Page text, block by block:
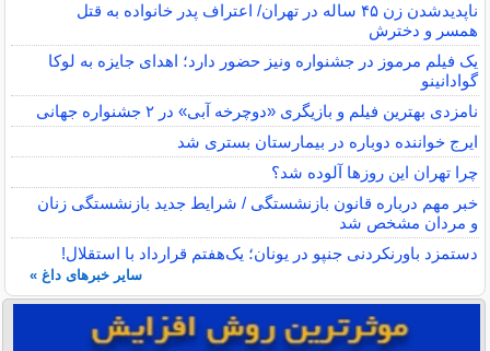
ناپدیدشدن زن ۴۵ ساله در تهران/ اعتراف پدر خانواده به قتل
همسر و دخترش
یک فیلم مرموز در جشنواره ونیز حضور دارد؛ اهدای جایزه به لوکا
گوادانینو
نامزدی بهترین فیلم و بازیگری «دوچرخه آبی» در ۲ جشنواره جهانی
ایرج خواننده دوباره در بیمارستان بستری شد
چرا تهران این روزها آلوده شد؟
خبر مهم درباره قانون بازنشستگی / شرایط جدید بازنشستگی زنان
و مردان مشخص شد
دستمزد باورنکردنی جنپو در یونان؛ یک‌هفتم قرارداد با استقلال!
سایر خبرهای داغ »